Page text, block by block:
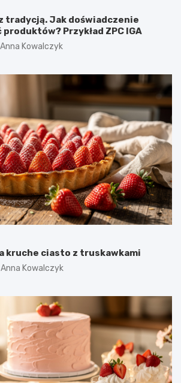
tradycją. Jak doświadczenie
produktów? Przykład ZPC IGA
Anna Kowalczyk
kruche ciasto z truskawkami
Anna Kowalczyk